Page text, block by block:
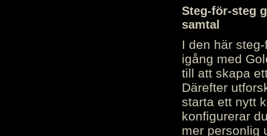
Steg-för-steg
samtal
I den här
igång med
till att skapa
Därefter
starta ett nytt
konfigurerar
mer personlig